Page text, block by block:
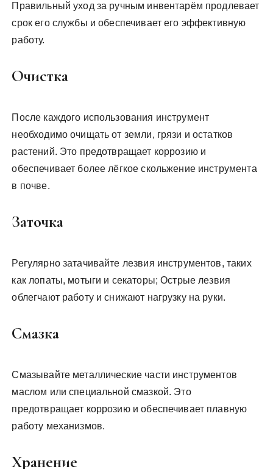
Правильный уход за ручным инвентарём продлевает
срок его службы и обеспечивает его эффективную
работу.
Очистка
После каждого использования инструмент
необходимо очищать от земли, грязи и остатков
растений. Это предотвращает коррозию и
обеспечивает более лёгкое скольжение инструмента
в почве.
Заточка
Регулярно затачивайте лезвия инструментов, таких
как лопаты, мотыги и секаторы; Острые лезвия
облегчают работу и снижают нагрузку на руки.
Смазка
Смазывайте металлические части инструментов
маслом или специальной смазкой. Это
предотвращает коррозию и обеспечивает плавную
работу механизмов.
Хранение